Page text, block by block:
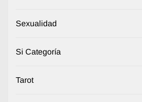
Sexualidad
Si Categoría
Tarot